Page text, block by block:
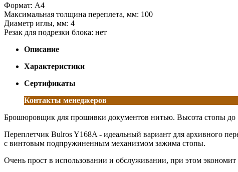
Формат: А4
Максимальная толщина переплета, мм: 100
Диаметр иглы, мм: 4
Резак для подрезки блока: нет
Описание
Характеристики
Сертификаты
Контакты менеджеров
Брошюровщик для прошивки документов нитью. Высота стопы
Переплетчик Bulros Y168A - идеальный вариант для архивного
с винтовым подпружиненным механизмом зажима стопы.
Очень прост в использовании и обслуживании, при этом